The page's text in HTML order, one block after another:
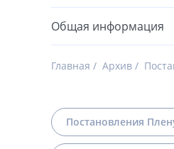
Общая информация
Главная Архив
Постановления